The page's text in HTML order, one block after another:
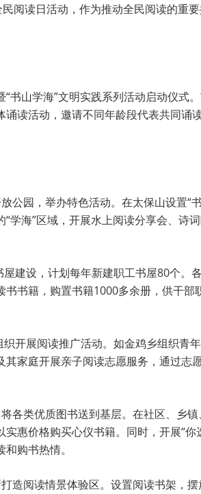
阅读日活动，作为推动全民阅读的重
书山学海”文明实践系列活动启动仪式
读活动，邀请不同年龄段代表共同诵
园，举办特色活动。在太保山设置“
海”区域，开展水上阅读分享会、诗
建设，计划每年新建职工书屋80个。
书籍，购置书籍1000多余册，供干
开展阅读推广活动。如金鸡乡组织青
家庭开展亲子阅读志愿服务，通过志
各类优质图书送到基层。在社区、乡
惠价格购买心仪书籍。同时，开展“
购书热情。
造阅读情景体验区。设置阅读书架，